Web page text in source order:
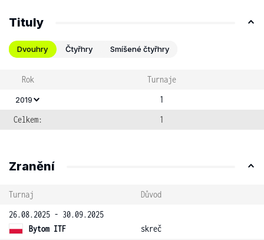
Tituly
Dvouhry Čtyřhry Smíšené čtyřhry
Rok Turnaje
2019
1
Celkem:
1
Zranění
Turnaj
Důvod
26.08.2025 - 30.09.2025
Bytom ITF
skreč